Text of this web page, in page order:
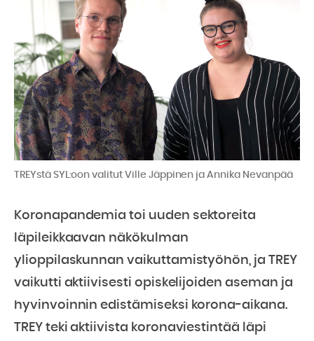
TREYstä SYL:oon valitut Ville Jäppinen ja Annika Nevanpää
Koronapandemia toi uuden sektoreita
läpileikkaavan näkökulman
ylioppilaskunnan vaikuttamistyöhön, ja TREY
vaikutti aktiivisesti opiskelijoiden aseman ja
hyvinvoinnin edistämiseksi korona-aikana.
TREY teki aktiivista koronaviestintää läpi